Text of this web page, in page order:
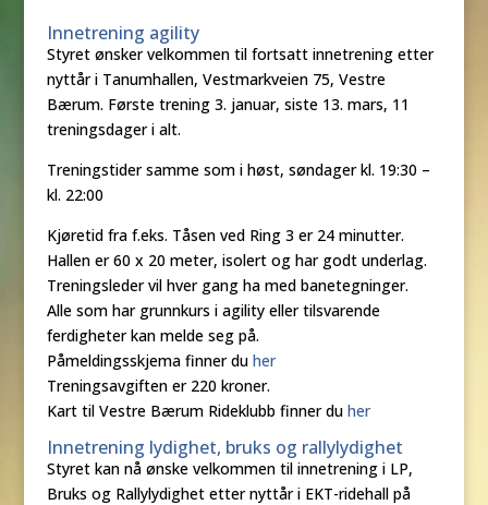
Innetrening agility
Styret ønsker velkommen til fortsatt innetrening etter
nyttår i Tanumhallen, Vestmarkveien 75, Vestre
Bærum. Første trening 3. januar, siste 13. mars, 11
treningsdager i alt.
Treningstider samme som i høst, søndager kl. 19:30 –
kl. 22:00
Kjøretid fra f.eks. Tåsen ved Ring 3 er 24 minutter.
Hallen er 60 x 20 meter, isolert og har godt underlag.
Treningsleder vil hver gang ha med banetegninger.
Alle som har grunnkurs i agility eller tilsvarende
ferdigheter kan melde seg på.
Påmeldingsskjema finner du her
Treningsavgiften er 220 kroner.
Kart til Vestre Bærum Rideklubb finner du her
Innetrening lydighet, bruks og rallylydighet
Styret kan nå ønske velkommen til innetrening i LP,
Bruks og Rallylydighet etter nyttår i EKT-ridehall på